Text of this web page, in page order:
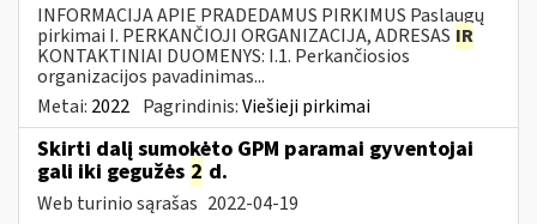
INFORMACIJA APIE PRADEDAMUS PIRKIMUS Paslaugų
pirkimai I. PERKANČIOJI ORGANIZACIJA, ADRESAS IR
KONTAKTINIAI DUOMENYS: I.1. Perkančiosios
organizacijos pavadinimas...
Metai: 2022 Pagrindinis:Viešieji pirkimai
Skirti dalį sumokėto GPM paramai gyventojai
gali iki gegužės 2 d.
Web turinio sąrašas 2022-04-19